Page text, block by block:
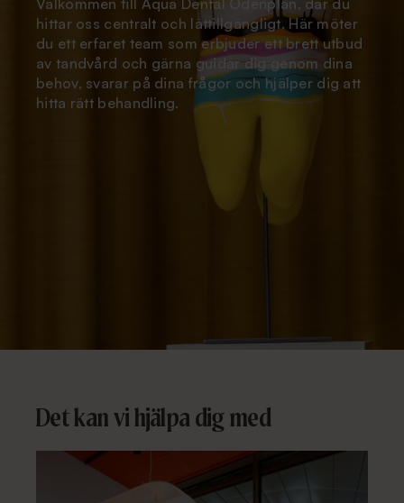
På Aqua Dental Odenplan tar vi särskild hänsyn
till dig som känner oro inför tandläkarbesök och
arbetar för att skapa en lugn och trygg
upplevelse. Våra tandläkare har erfarenhet av
att bemöta tandvårdsrädsla och anpassar varje
behandling efter dina behov, så berätta gärna
om din oro redan vid bokning.
Det kan vi hjälpa dig med